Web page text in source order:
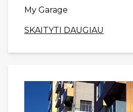
My Garage
SKAITYTI DAUGIAU